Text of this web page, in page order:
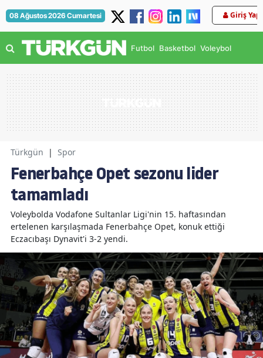
08 Ağustos 2026 Cumartesi Giriş Yap
Futbol Basketbol Voleybol
Türkgün | Spor
Fenerbahçe Opet sezonu lider
tamamladı
Voleybolda Vodafone Sultanlar Ligi'nin 15. haftasından
ertelenen karşılaşmada Fenerbahçe Opet, konuk ettiği
Eczacıbaşı Dynavit'i 3-2 yendi.